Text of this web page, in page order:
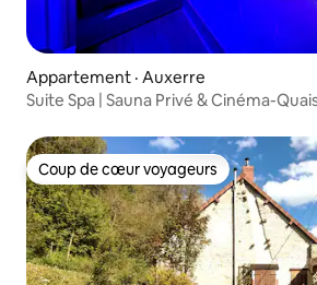
Appartement · Auxerre
Suite Spa | Sauna Privé & Cinéma-
Coup de cœur voyageurs
Coup de cœur voyageurs